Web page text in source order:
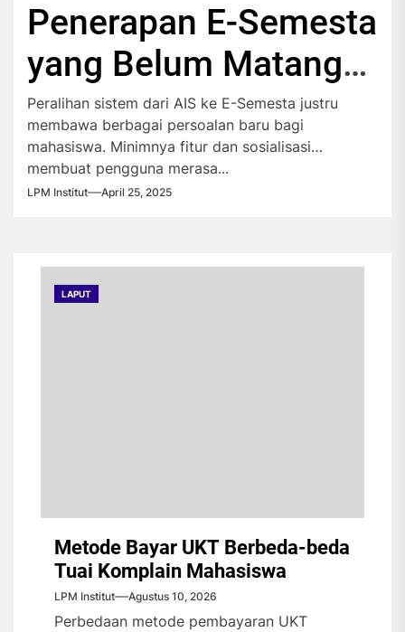
Penerapan E-Semesta
yang Belum Matang
Hambat Aktivitas
Akademik
Peralihan sistem dari AIS ke E-Semesta justru
membawa berbagai persoalan baru bagi
mahasiswa. Minimnya fitur dan sosialisasi
membuat pengguna merasa...
LPM Institut April 25, 2025
LAPUT
Metode Bayar UKT Berbeda-beda
Tuai Komplain Mahasiswa
LPM Institut Agustus 10, 2026
Perbedaan metode pembayaran UKT